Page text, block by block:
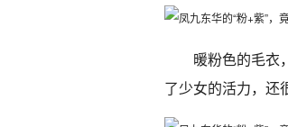
暖粉色的毛衣
了少女的活力，还